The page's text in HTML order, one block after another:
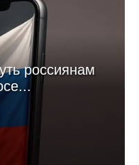
россиянам